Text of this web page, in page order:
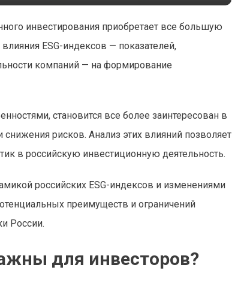
инвестирования приобретает все большую
ESG-индексов — показателей,
компаний — на формирование
становится все более заинтересован в
рисков. Анализ этих влияний позволяет
в российскую инвестиционную деятельность.
российских ESG-индексов и изменениями
преимуществ и ограничений
России.
для инвесторов?